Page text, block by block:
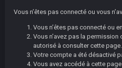
Vous n’êtes pas connecté ou vous
Vous n’êtes pas connecté ou
Vous n’avez pas la permission
autorisé à consulter cette page.
Votre compte a été désactivé
Vous avez accédé à cette